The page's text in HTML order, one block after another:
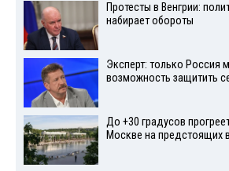
Протесты в Венгрии:
набирает обороты
Эксперт: только Россия
возможность защитить
До +30 градусов
Москве на предстоящих